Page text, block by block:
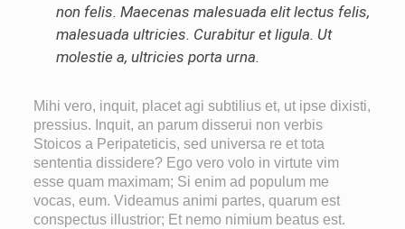
non felis. Maecenas malesuada elit lectus felis,
malesuada ultricies. Curabitur et ligula. Ut
molestie a, ultricies porta urna.
Mihi vero, inquit, placet agi subtilius et, ut ipse dixisti,
pressius. Inquit, an parum disserui non verbis
Stoicos a Peripateticis, sed universa re et tota
sententia dissidere? Ego vero volo in virtute vim
esse quam maximam; Si enim ad populum me
vocas, eum. Videamus animi partes, quarum est
conspectus illustrior; Et nemo nimium beatus est.